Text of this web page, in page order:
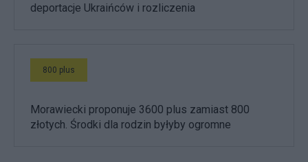
deportacje Ukraińców i rozliczenia
800 plus
Morawiecki proponuje 3600 plus zamiast 800
złotych. Środki dla rodzin byłyby ogromne